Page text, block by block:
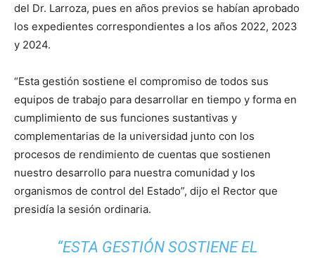
del Dr. Larroza, pues en años previos se habían aprobado
los expedientes correspondientes a los años 2022, 2023
y 2024.
“Esta gestión sostiene el compromiso de todos sus
equipos de trabajo para desarrollar en tiempo y forma en
cumplimiento de sus funciones sustantivas y
complementarias de la universidad junto con los
procesos de rendimiento de cuentas que sostienen
nuestro desarrollo para nuestra comunidad y los
organismos de control del Estado”, dijo el Rector que
presidía la sesión ordinaria.
“ESTA GESTIÓN SOSTIENE EL